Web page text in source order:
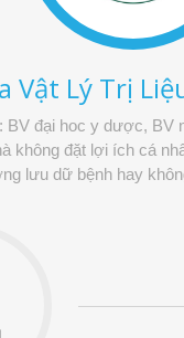
Vật Lý Trị
đại hoc y dược,
đặt lợi ích cá
lưu dữ bệnh hay